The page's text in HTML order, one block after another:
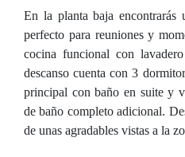
En la planta baja
perfecto para reuniones y
cocina funcional con
descanso cuenta con 3
principal con baño en suite y
de baño completo adicional.
de unas agradables vistas a la